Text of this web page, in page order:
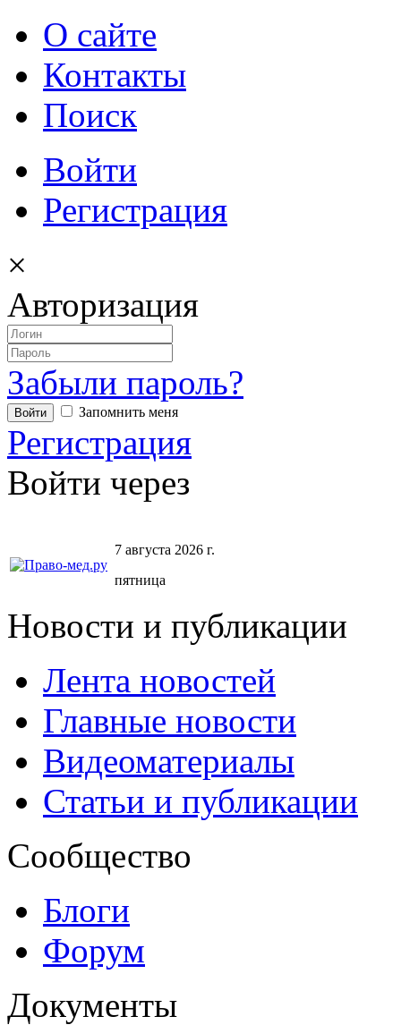
О сайте
Контакты
Поиск
Войти
Регистрация
×
Авторизация
Забыли пароль?
Запомнить меня
Регистрация
Войти через
7 августа 2026 г.
пятница
Новости и публикации
Лента новостей
Главные новости
Видеоматериалы
Статьи и публикации
Сообщество
Блоги
Форум
Документы